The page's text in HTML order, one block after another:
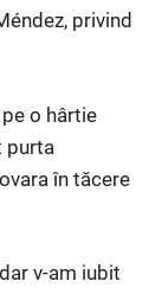
privind
o hârtie
purta
în tăcere
v-am iubit